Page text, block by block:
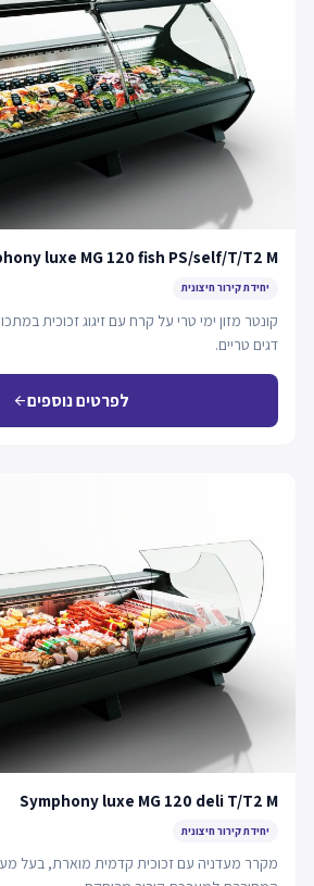
luxe MG 120 fish PS/self/T/T2 M
יחידת קירור חיצונית
דגים טריים.
לפרטים נוספיםarrow_back
Symphony luxe MG 120 deli T/T2 M
יחידת קירור חיצונית
מקרר מעדניה עם זכוכית קדמית מוארת, בעל